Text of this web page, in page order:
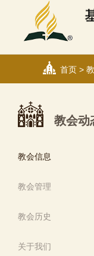
首页>
教会动
教会信息
教会管理
教会历史
关于我们